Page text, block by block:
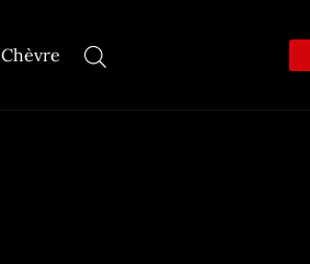
Chèvre